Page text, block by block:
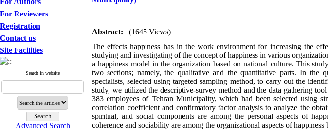
For Authors
For Reviewers
Registration
Contact us
Site Facilities
Search in website
Advanced Search
Abstract:
(1645 Views)
The effects happiness has in the work environment for increasing the
studying and investigating of the concept of happiness in various
a happiness model in the organization based on national culture. This
two sections; namely, the qualitative and the quantitative parts. In the
specialists, selected using targeted sampling method, to carry out the
study, we utilized the descriptive-survey method and the data gathering
383 employees of Tehran Municipality, which had been selected using
correlation coefficient and confirmatory factor analysis to analyze the
spiritual, and social components are among the personal aspects of
coherence and sociability are among the organizational aspects of happiness